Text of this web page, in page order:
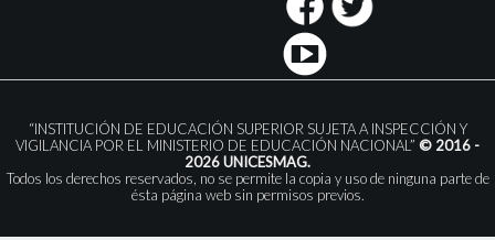
“INSTITUCIÓN DE EDUCACIÓN SUPERIOR SUJETA A INSPECCIÓN Y
VIGILANCIA POR EL MINISTERIO DE EDUCACIÓN NACIONAL” © 2016 -
2026 UNICESMAG.
Todos los derechos reservados, no se permite la copia y uso de ninguna parte de
ésta página web sin permisos previos.